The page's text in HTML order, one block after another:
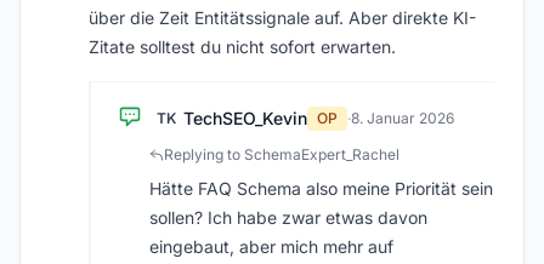
über die Zeit Entitätssignale auf. Aber direkte KI-
Zitate solltest du nicht sofort erwarten.
TK TechSEO_Kevin OP ·8. Januar 2026
Replying to SchemaExpert_Rachel
Hätte FAQ Schema also meine Priorität sein
sollen? Ich habe zwar etwas davon
eingebaut, aber mich mehr auf